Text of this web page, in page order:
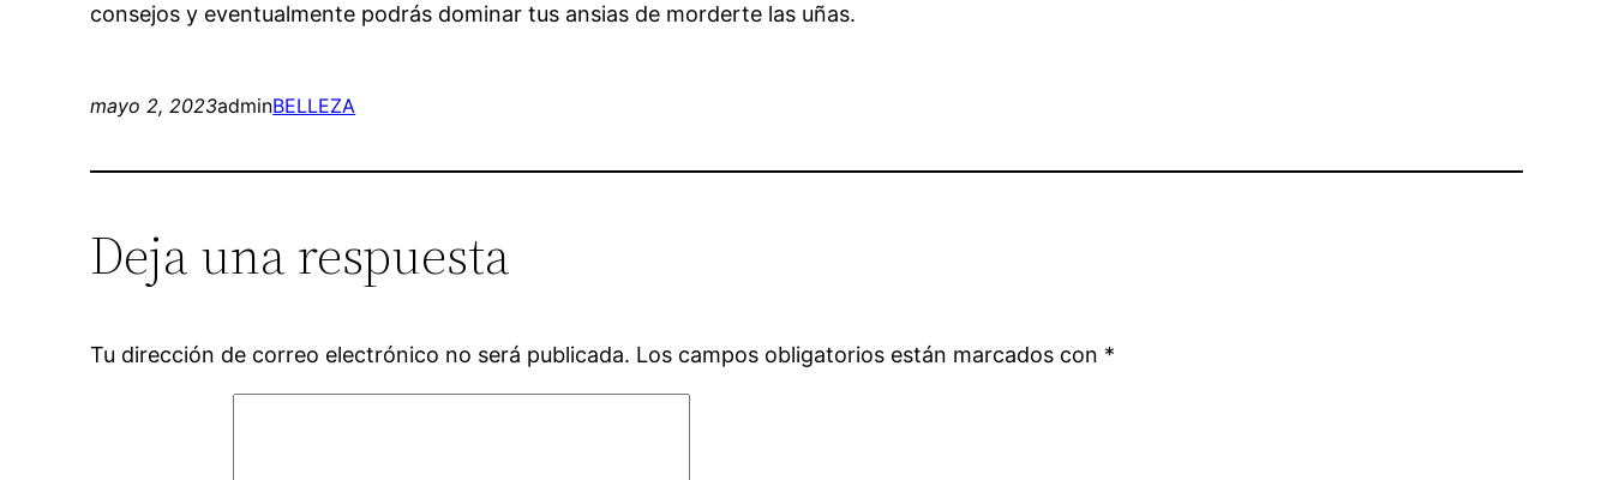
consejos y eventualmente podrás dominar tus ansias de morderte las uñas.
mayo 2, 2023adminBELLEZA
Deja una respuesta
Tu dirección de correo electrónico no será publicada. Los campos obligatorios están marcados con *